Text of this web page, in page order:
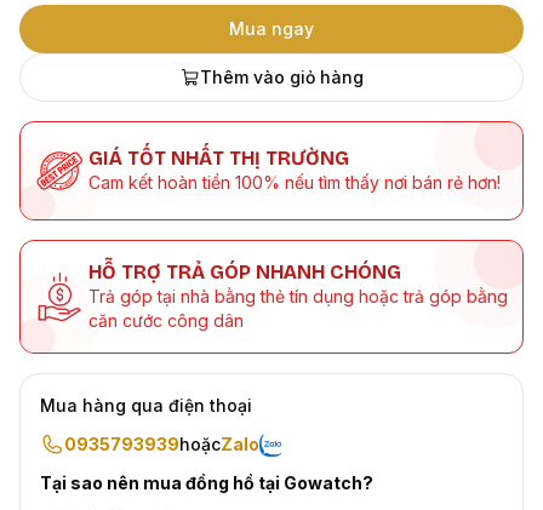
Mua ngay
Thêm vào giỏ hàng
GIÁ TỐT NHẤT THỊ TRƯỜNG
Cam kết hoàn tiền 100% nếu tìm thấy nơi bán rẻ hơn!
HỖ TRỢ TRẢ GÓP NHANH CHÓNG
Trả góp tại nhà bằng thẻ tín dụng hoặc trả góp bằng
căn cước công dân
Mua hàng qua điện thoại
0935793939hoặcZalo
Tại sao nên mua đồng hồ tại Gowatch?